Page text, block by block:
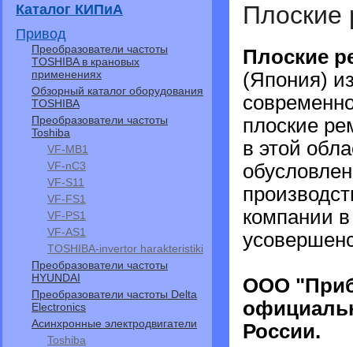
Каталог КИПиА
Привод
Преобразователи частоты
TOSHIBA в крановых
применениях
Обзорный каталог оборудования
TOSHIBA
Преобразователи частоты
Toshiba
VF-MB1
VF-nC3
VF-S11
VF-FS1
VF-PS1
VF-АS1
TOSHIBA-invertor harakteristiki
Преобразователи частоты
HYUNDAI
Преобразователи частоты Delta
Electronics
Асинхронные электродвигатели
Toshiba
Плоские
Плоские
(Япония)
плоские
в этой
компании в
ООО
России.